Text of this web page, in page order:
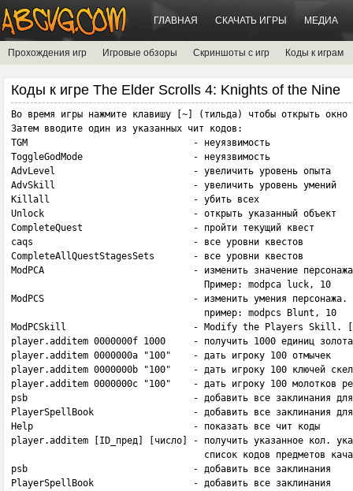
ГЛАВНАЯ СКАЧАТЬ ИГРЫ МЕДИА
Прохождения игр Игровые обзоры Скриншоты с игр Коды к играм
Коды к игре The Elder Scrolls 4: Knights of the Nine
Во время игры нажмите клавишу [~] (тильда) чтобы открыть окно
Затем вводите один из указанных чит кодов:
TGM                              - неуязвимость
ToggleGodMode                    - неуязвимость
AdvLevel                         - увеличить уровень опыта
AdvSkill                         - увеличить уровень умений
Killall                          - убить всех
Unlock                           - открыть указанный объект
CompleteQuest                    - пройти текущий квест
caqs                             - все уровни квестов
CompleteAllQuestStagesSets       - все уровни квестов
ModPCA                           - изменить значение
                                   Пример: modpca luck, 10
ModPCS                           - изменить умения персонажа.
                                   пример: modpcs Blunt, 10
ModPCSkill                       - Modify the Players Skill.
player.additem 0000000f 1000     - получить 1000 единиц золота
player.additem 0000000a "100"    - дать игроку 100 отмычек
player.additem 0000000b "100"    - дать игроку 100 ключей
player.additem 0000000c "100"    - дать игроку 100 молотков
psb                              - добавить все заклинания для
PlayerSpellBook                  - добавить все заклинания для
Help                             - показать все чит коды
player.additem [ID_пред] [число] - получить указанное кол.
список кодов предметов
psb                              - добавить все заклинания
PlayerSpellBook                  - добавить все заклинания